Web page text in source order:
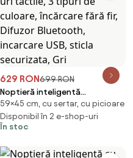
629 RON699 RON
Noptieră inteligentă
multifuncțională, 3 sertare,
blocare cu amprentă, LED-uri
tactile, 3 tipuri de culoare,
Bluetooth, incarcare USB, sticla
59×45 cm, cu sertar, cu picioare
Disponibil în 2 e-shop-uri
În stoc